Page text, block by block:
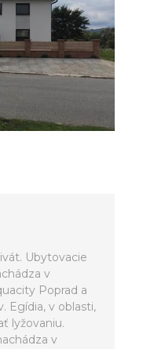
Ubytovacie
v
Poprad a
Egídia, v oblasti,
lyžovaniu.
v